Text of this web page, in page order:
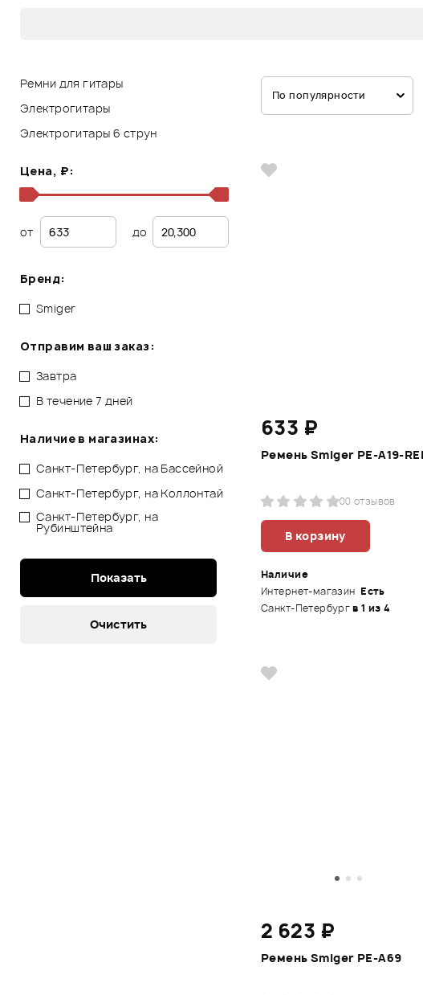
Ремни для гитары
Электрогитары
Электрогитары 6 струн
Цена, ₽:
от до
Бренд:
Smiger
Отправим ваш заказ:
Завтра
В течение 7 дней
Наличие в магазинах:
Санкт-Петербург, на Бассейной
Санкт-Петербург, на Коллонтай
Санкт-Петербург, на
Рубинштейна
По популярности
633 ₽
Ремень Smiger PE-A19-
00 отзывов
В корзину
Наличие
Интернет-магазин Есть
Санкт-Петербургв 1 из 4
2 623 ₽
Ремень Smiger PE-A69